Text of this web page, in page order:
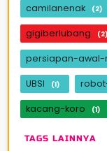
camilanenak (2)
gigiberlubang (2)
persiapan-awal-
UBSI (1)
kacang-koro (1)
TAGS LAINNYA